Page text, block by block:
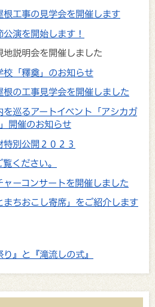
根工事の見学会を開催します
演を開始します！
地説明会を開催しました
校「釋奠」のお知らせ
根の工事見学会を開催しました
巡るアートイベント「アシカガ
開催のお知らせ
別公開２０２３
ください。
ャーコンサートを開催しました
まちおこし寄席」をご紹介します
り』と『滝流しの式』